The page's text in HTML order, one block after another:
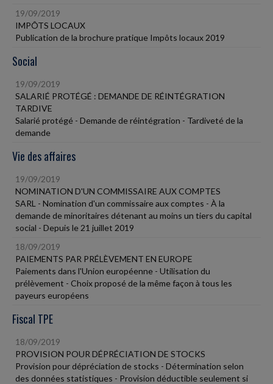
19/09/2019
IMPÔTS LOCAUX
Publication de la brochure pratique Impôts locaux 2019
Social
19/09/2019
SALARIÉ PROTÉGÉ : DEMANDE DE RÉINTÉGRATION
TARDIVE
Salarié protégé - Demande de réintégration - Tardiveté de la
demande
Vie des affaires
19/09/2019
NOMINATION D'UN COMMISSAIRE AUX COMPTES
SARL - Nomination d'un commissaire aux comptes - À la
demande de minoritaires détenant au moins un tiers du capital
social - Depuis le 21 juillet 2019
18/09/2019
PAIEMENTS PAR PRÉLÈVEMENT EN EUROPE
Paiements dans l'Union européenne - Utilisation du
prélèvement - Choix proposé de la même façon à tous les
payeurs européens
Fiscal TPE
18/09/2019
PROVISION POUR DÉPRÉCIATION DE STOCKS
Provision pour dépréciation de stocks - Détermination selon
des données statistiques - Provision déductible seulement si